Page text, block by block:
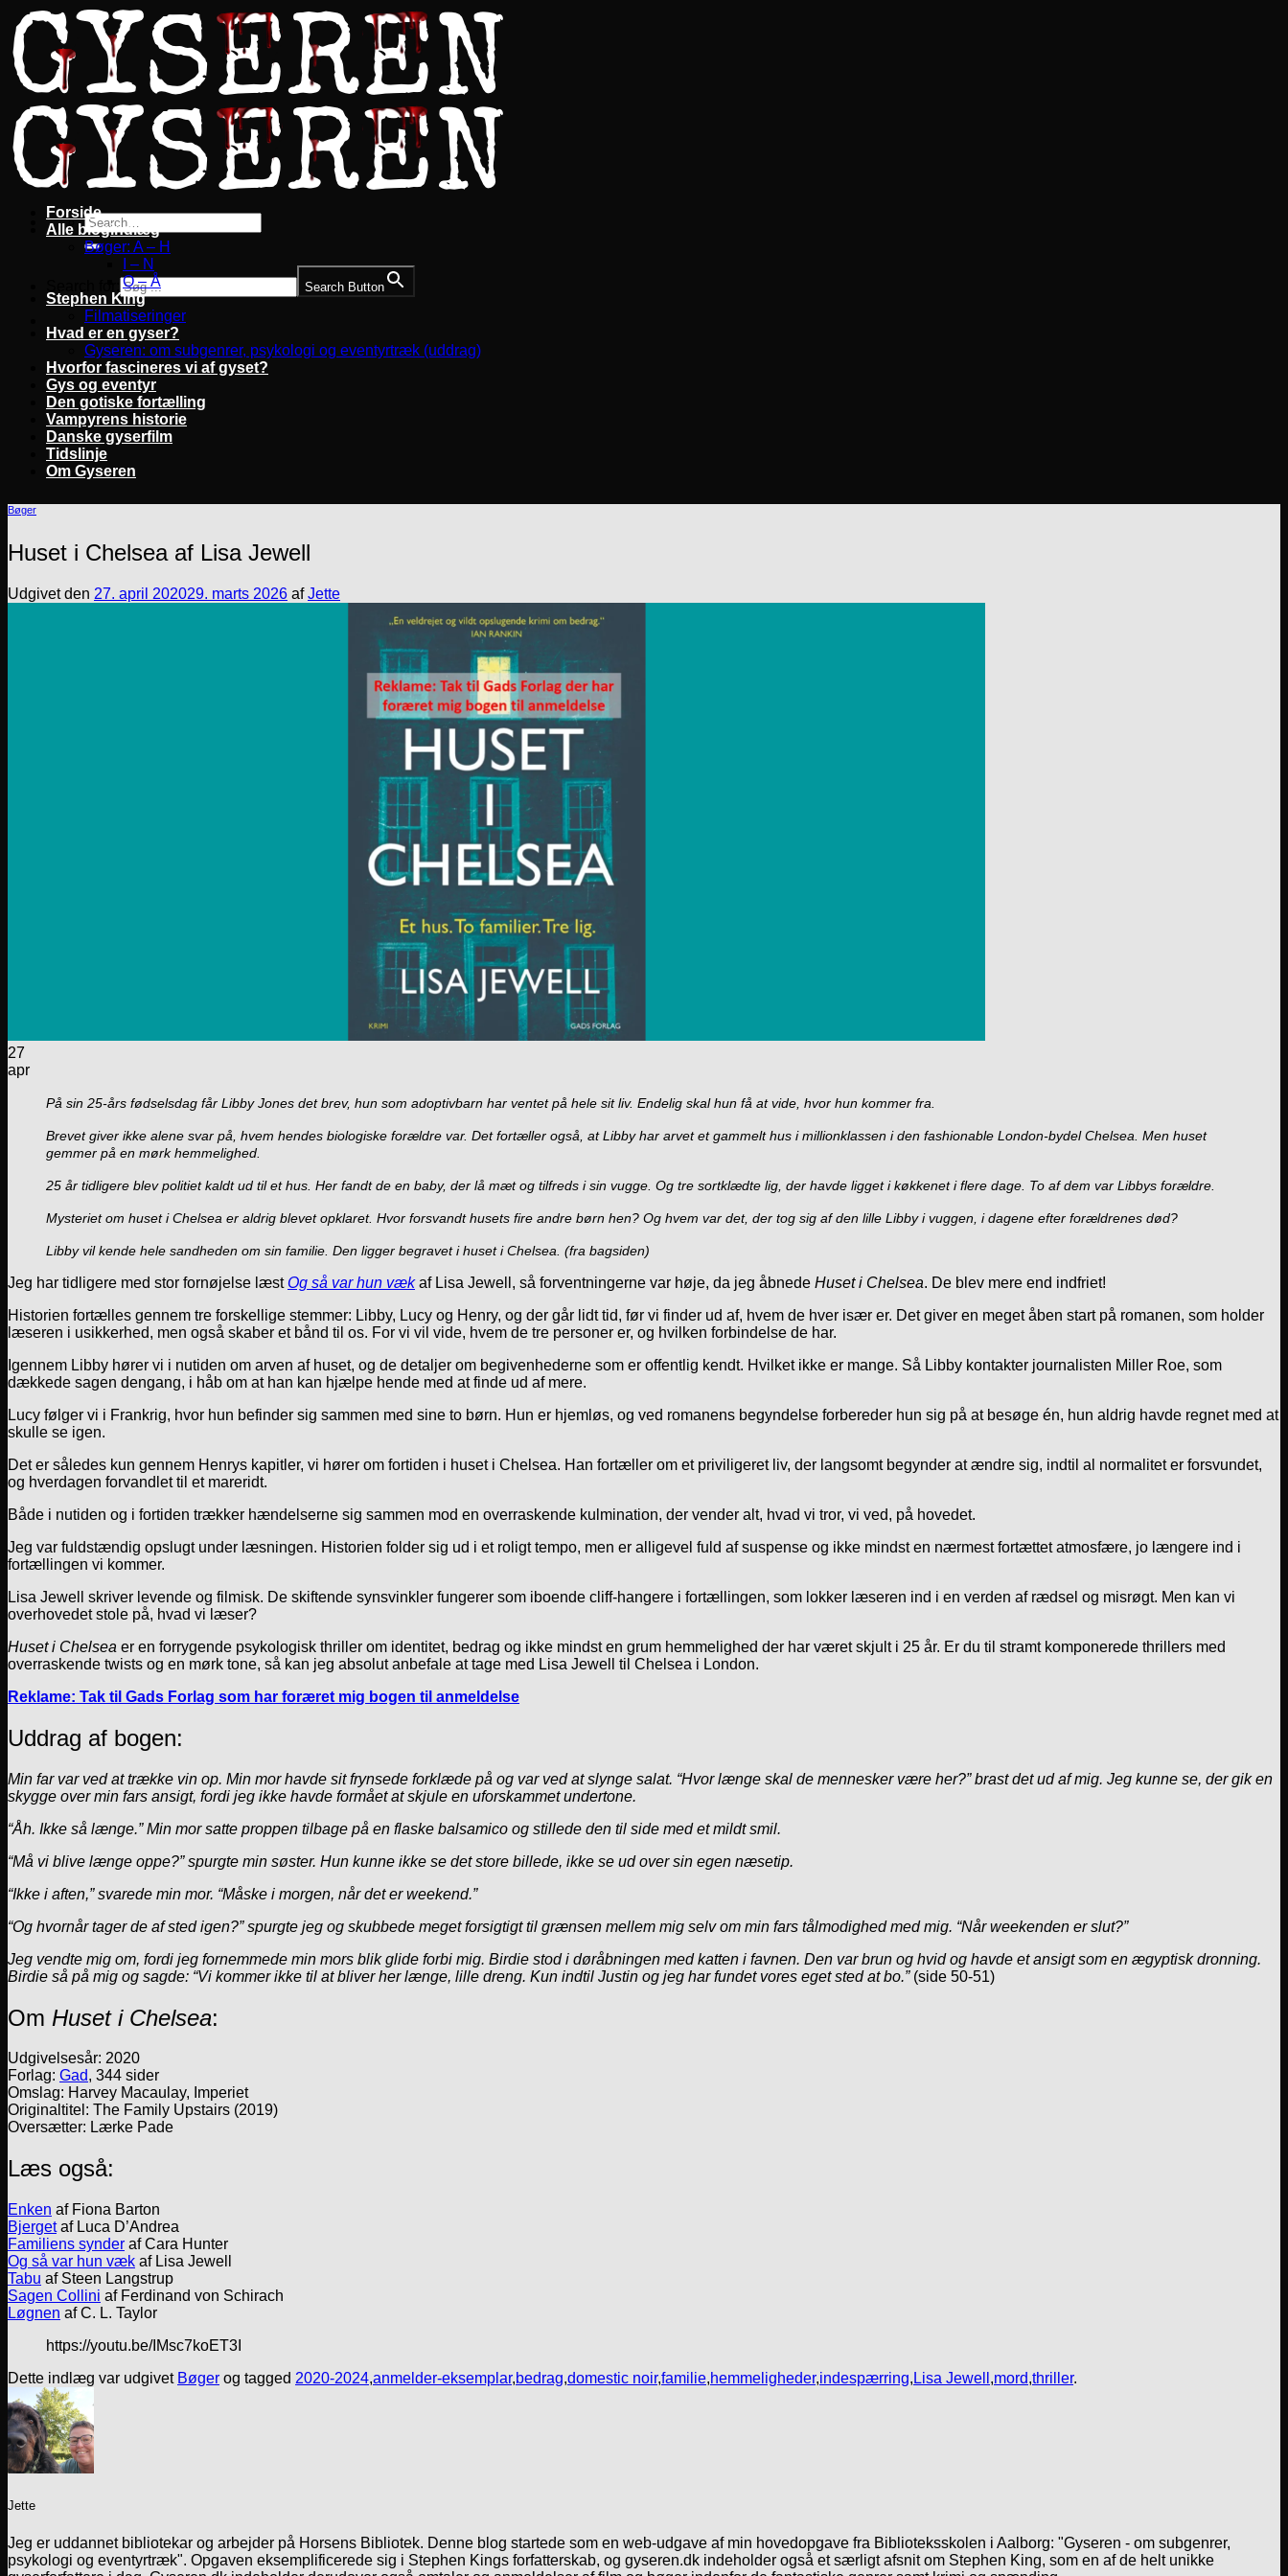
Fortsæt
til
indhold
Search Button
Forside
Alle blogindlæg
Bøger: A – H
I – N
O – Å
Stephen King
Filmatiseringer
Hvad er en gyser?
Gyseren: om subgenrer, psykologi og eventyrtræk (uddrag)
Hvorfor fascineres vi af gyset?
Gys og eventyr
Den gotiske fortælling
Vampyrens historie
Danske gyserfilm
Tidslinje
Om Gyseren
Bøger
Huset i Chelsea af Lisa Jewell
Udgivet den 27. april 202029. marts 2026 afJette
27
apr
På sin 25-års fødselsdag får Libby Jones det brev, hun som adoptivbarn har ventet på hele sit liv. Endelig skal hun få at vide, hvor hun kommer fra.
Brevet giver ikke alene svar på, hvem hendes biologiske forældre var. Det fortæller også, at Libby har arvet et gammelt hus i millionklassen i den fashionable London-bydel Chelsea. Men huset
gemmer på en mørk hemmelighed.
25 år tidligere blev politiet kaldt ud til et hus. Her fandt de en baby, der lå mæt og tilfreds i sin vugge. Og tre sortklædte lig, der havde ligget i køkkenet i flere dage. To af dem var Libbys forældre.
Mysteriet om huset i Chelsea er aldrig blevet opklaret. Hvor forsvandt husets fire andre børn hen? Og hvem var det, der tog sig af den lille Libby i vuggen, i dagene efter forældrenes død?
Libby vil kende hele sandheden om sin familie. Den ligger begravet i huset i Chelsea. (fra bagsiden)
Jeg har tidligere med stor fornøjelse læst Og så var hun vækaf Lisa Jewell, så forventningerne var høje, da jeg åbnede Huset i Chelsea. De blev mere end indfriet!
Historien fortælles gennem tre forskellige stemmer: Libby, Lucy og Henry, og der går lidt tid, før vi finder ud af, hvem de hver især er. Det giver en meget åben start på romanen, som holder
læseren i usikkerhed, men også skaber et bånd til os. For vi vil vide, hvem de tre personer er, og hvilken forbindelse de har.
Igennem Libby hører vi i nutiden om arven af huset, og de detaljer om begivenhederne som er offentlig kendt. Hvilket ikke er mange. Så Libby kontakter journalisten Miller Roe, som
dækkede sagen dengang, i håb om at han kan hjælpe hende med at finde ud af mere.
Lucy følger vi i Frankrig, hvor hun befinder sig sammen med sine to børn. Hun er hjemløs, og ved romanens begyndelse forbereder hun sig på at besøge én, hun aldrig havde regnet med at
skulle se igen.
Det er således kun gennem Henrys kapitler, vi hører om fortiden i huset i Chelsea. Han fortæller om et priviligeret liv, der langsomt begynder at ændre sig, indtil al normalitet er forsvundet,
og hverdagen forvandlet til et mareridt.
Både i nutiden og i fortiden trækker hændelserne sig sammen mod en overraskende kulmination, der vender alt, hvad vi tror, vi ved, på hovedet.
Jeg var fuldstændig opslugt under læsningen. Historien folder sig ud i et roligt tempo, men er alligevel fuld af suspense og ikke mindst en nærmest fortættet atmosfære, jo længere ind i
fortællingen vi kommer.
Lisa Jewell skriver levende og filmisk. De skiftende synsvinkler fungerer som iboende cliff-hangere i fortællingen, som lokker læseren ind i en verden af rædsel og misrøgt. Men kan vi
overhovedet stole på, hvad vi læser?
Huset i Chelsea er en forrygende psykologisk thriller om identitet, bedrag og ikke mindst en grum hemmelighed der har været skjult i 25 år. Er du til stramt komponerede thrillers med
overraskende twists og en mørk tone, så kan jeg absolut anbefale at tage med Lisa Jewell til Chelsea i London.
Reklame: Tak til Gads Forlag som har foræret mig bogen til anmeldelse
Uddrag af bogen:
Min far var ved at trække vin op. Min mor havde sit frynsede forklæde på og var ved at slynge salat. “Hvor længe skal de mennesker være her?” brast det ud af mig. Jeg kunne se, der gik en
skygge over min fars ansigt, fordi jeg ikke havde formået at skjule en uforskammet undertone.
“Åh. Ikke så længe.” Min mor satte proppen tilbage på en flaske balsamico og stillede den til side med et mildt smil.
“Må vi blive længe oppe?” spurgte min søster. Hun kunne ikke se det store billede, ikke se ud over sin egen næsetip.
“Ikke i aften,” svarede min mor. “Måske i morgen, når det er weekend.”
“Og hvornår tager de af sted igen?” spurgte jeg og skubbede meget forsigtigt til grænsen mellem mig selv om min fars tålmodighed med mig. “Når weekenden er slut?”
Jeg vendte mig om, fordi jeg fornemmede min mors blik glide forbi mig. Birdie stod i døråbningen med katten i favnen. Den var brun og hvid og havde et ansigt som en ægyptisk dronning.
Birdie så på mig og sagde: “Vi kommer ikke til at bliver her længe, lille dreng. Kun indtil Justin og jeg har fundet vores eget sted at bo.”(side 50-51)
Om Huset i Chelsea:
Udgivelsesår: 2020
Forlag: Gad, 344 sider
Omslag: Harvey Macaulay, Imperiet
Originaltitel: The Family Upstairs (2019)
Oversætter: Lærke Pade
Læs også:
Enken af Fiona Barton
Bjergetaf Luca D’Andrea
Familiens synder af Cara Hunter
Og så var hun væk af Lisa Jewell
Tabu af Steen Langstrup
Sagen Collini af Ferdinand von Schirach
Løgnen af C. L. Taylor
https://youtu.be/IMsc7koET3I
Dette indlæg var udgivet Bøger og tagged 2020-2024,anmelder-eksemplar,bedrag,domestic noir,familie,hemmeligheder,indespærring, Lisa Jewell ,mord,thriller.
Jette
Jeg er uddannet bibliotekar og arbejder på Horsens Bibliotek. Denne blog startede som en web-udgave af min hovedopgave fra Biblioteksskolen i Aalborg: "Gyseren - om subgenrer,
psykologi og eventyrtræk". Opgaven eksemplificerede sig i Stephen Kings forfatterskab, og gyseren.dk indeholder også et særligt afsnit om Stephen King, som en af de helt unikke